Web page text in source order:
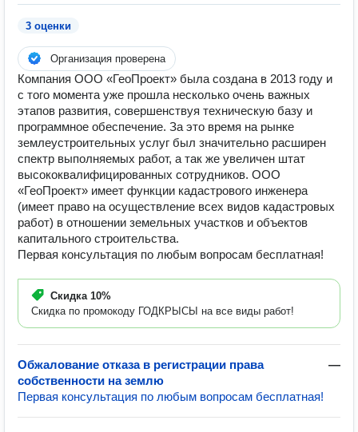
3 оценки
Организация проверена
Компания ООО «ГеоПроект» была создана в 2013 году и
с того момента уже прошла несколько очень важных
этапов развития, совершенствуя техническую базу и
программное обеспечение. За это время на рынке
землеустроительных услуг был значительно расширен
спектр выполняемых работ, а так же увеличен штат
высококвалифицированных сотрудников. ООО
«ГеоПроект» имеет функции кадастрового инженера
(имеет право на осуществление всех видов кадастровых
работ) в отношении земельных участков и объектов
капитального строительства.
Первая консультация по любым вопросам бесплатная!
Скидка 10%
Скидка по промокоду ГОДКРЫСЫ на все виды работ!
Обжалование отказа в регистрации права
собственности на землю
—
Первая консультация по любым вопросам бесплатная!